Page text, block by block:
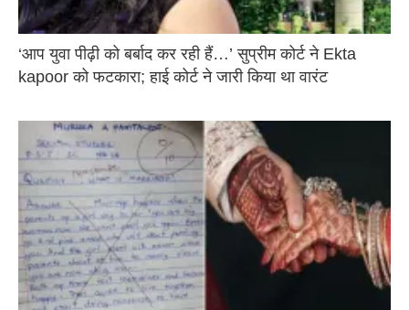
‘आप युवा पीढ़ी को बर्बाद कर रही हैं…’ सुप्रीम कोर्ट ने Ekta
kapoor को फटकारा; हाई कोर्ट ने जारी किया था वारंट